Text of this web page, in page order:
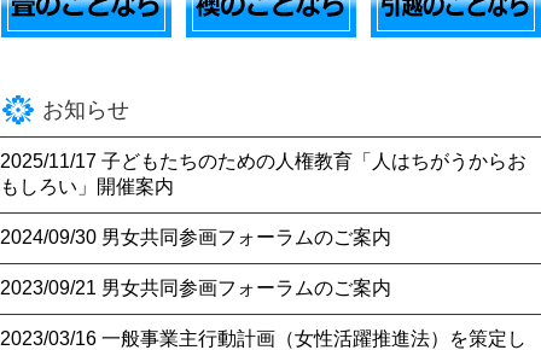
お知らせ
2025/11/17 子どもたちのための人権教育「人はちがうからお
もしろい」開催案内
2024/09/30 男女共同参画フォーラムのご案内
2023/09/21 男女共同参画フォーラムのご案内
2023/03/16 一般事業主行動計画（女性活躍推進法）を策定し